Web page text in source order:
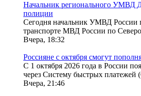
Начальник регионального УМВД
полиции
Сегодня начальник УМВД России
транспорте МВД России по
Вчера, 18:32
Россияне с октября смогут
С 1 октября 2026 года в России
через Систему быстрых
Вчера, 21:46